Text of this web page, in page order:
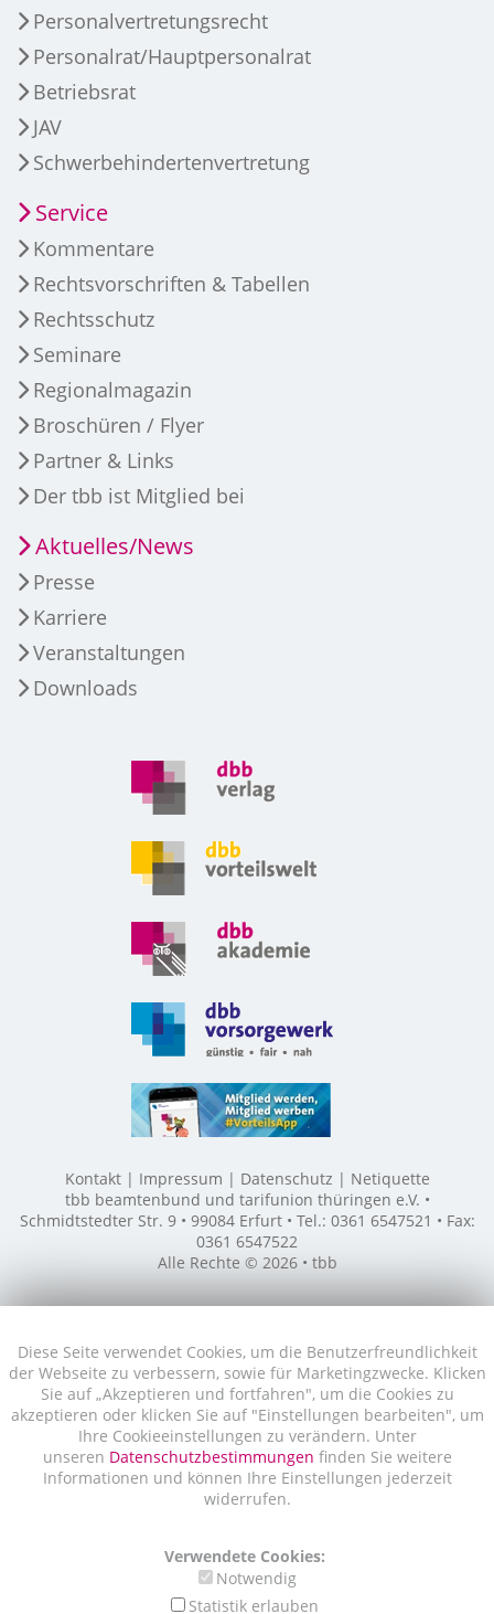
Diese Seite verwendet Cookies, um die Benutzerfreundlichkeit
der Webseite zu verbessern, sowie für Marketingzwecke. Klicken
Sie auf „Akzeptieren und fortfahren", um die Cookies zu
akzeptieren oder klicken Sie auf "Einstellungen bearbeiten", um
Ihre Cookieeinstellungen zu verändern. Unter
unseren Datenschutzbestimmungen finden Sie weitere
Informationen und können Ihre Einstellungen jederzeit
widerrufen.
Verwendete Cookies:
Notwendig
Statistik erlauben
Personalvertretungsrecht
Personalrat/Hauptpersonalrat
Betriebsrat
JAV
Schwerbehindertenvertretung
Service
Kommentare
Rechtsvorschriften & Tabellen
Rechtsschutz
Seminare
Regionalmagazin
Broschüren / Flyer
Partner & Links
Der tbb ist Mitglied bei
Aktuelles/News
Presse
Karriere
Veranstaltungen
Downloads
Kontakt Impressum Datenschutz
Netiquette
tbb beamtenbund und tarifunion thüringen e.V. •
Schmidtstedter Str. 9 • 99084 Erfurt • Tel.: 0361 6547521 • Fax:
0361 6547522
Alle Rechte © 2026 • tbb